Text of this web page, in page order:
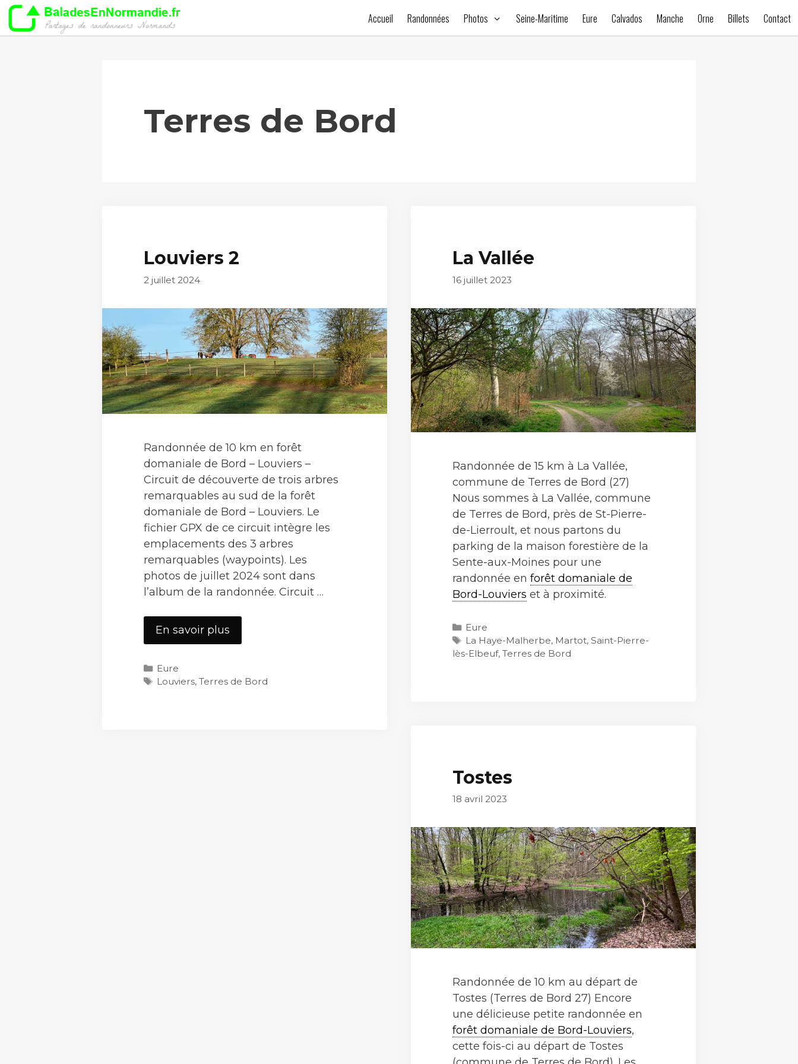
Aller
au
contenu
Accueil Randonnées Photos Seine-Maritime Eure Calvados Manche Orne Billets Contact
Terres de Bord
Louviers 2
2 juillet 2024
Randonnée de 10 km en forêt
domaniale de Bord – Louviers –
Circuit de découverte de trois arbres
remarquables au sud de la forêt
domaniale de Bord – Louviers. Le
fichier GPX de ce circuit intègre les
emplacements des 3 arbres
remarquables (waypoints). Les
photos de juillet 2024 sont dans
l’album de la randonnée. Circuit …
En savoir plus
2
Catégories
Eure
Étiquettes
Louviers,Terres de Bord
La Vallée
16 juillet 2023
Randonnée de 15 km à La Vallée,
commune de Terres de Bord (27)
Nous sommes à La Vallée, commune
de Terres de Bord, près de St-Pierre-
de-Lierroult, et nous partons du
parking de la maison forestière de la
Sente-aux-Moines pour une
randonnée en forêt domaniale de
Bord-Louviers et à proximité.
Catégories
Eure
Étiquettes
La Haye-Malherbe, Martot,Saint-Pierre-
lès-Elbeuf, Terres de Bord
Tostes
18 avril 2023
Randonnée de 10 km au départ de
Tostes (Terres de Bord 27) Encore
une délicieuse petite randonnée en
forêt domaniale de Bord-Louviers,
cette fois-ci au départ de Tostes